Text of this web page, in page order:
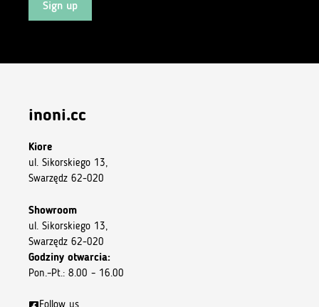
Sign up
inoni.cc
Kiore
ul. Sikorskiego 13,
Swarzędz 62-020
Showroom
ul. Sikorskiego 13,
Swarzędz 62-020
Godziny otwarcia:
Pon.–Pt.: 8.00 – 16.00